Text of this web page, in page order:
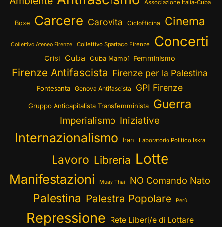
Associazione Italia-Cuba
Boxe Carcere Carovita Ciclofficina Cinema
Collettivo Ateneo Firenze Collettivo Spartaco Firenze Concerti
Crisi Cuba Cuba Mambí Femminismo
Firenze Antifascista Firenze per la Palestina
Fontesanta Genova Antifascista GPI Firenze
Gruppo Anticapitalista Transfemminista Guerra
Imperialismo Iniziative
Internazionalismo Iran Laboratorio Politico Iskra
Lavoro Libreria Lotte
Manifestazioni Muay Thai NO Comando Nato
Palestina Palestra Popolare Perù
Repressione Rete Liberi/e di Lottare